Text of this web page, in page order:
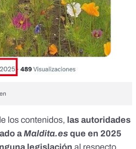
los contenidos, las autoridades
aMaldita.es que en 2025